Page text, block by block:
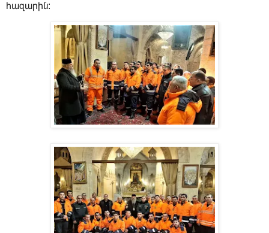
հազարին: